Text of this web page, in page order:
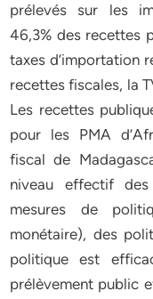
prélevés sur les
46,3% des recettes
taxes d’importation
recettes fiscales, la
Les recettes
pour les PMA
fiscal de
niveau effectif
mesures de
monétaire), des
politique est
prélèvement public